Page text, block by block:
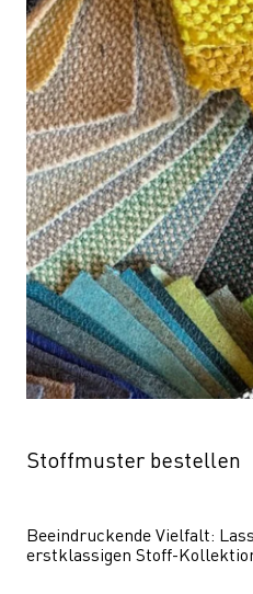
Stoffmuster bestellen
Beeindruckende Vielfalt:
erstklassigen Stoff-